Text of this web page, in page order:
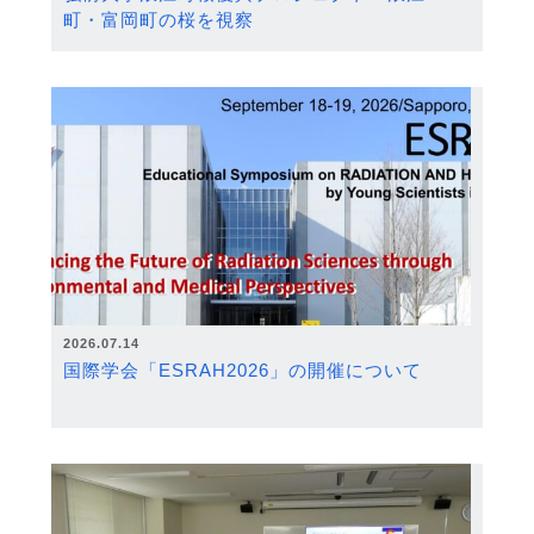
町・富岡町の桜を視察
2026.07.14
国際学会「ESRAH2026」の開催について